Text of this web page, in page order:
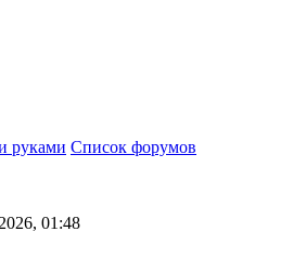
руками Список форумов
01:48